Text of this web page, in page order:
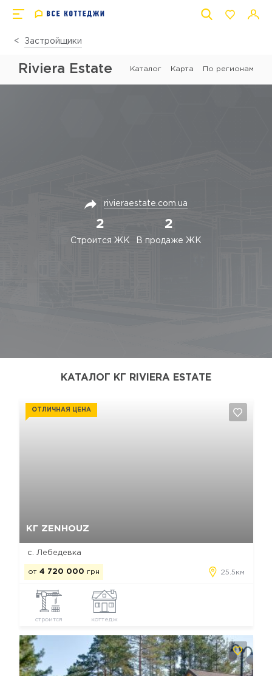
Застройщики
Riviera Estate Каталог Карта По регионам
rivieraestate.com.ua
2
Строится ЖК
2
В продаже ЖК
КАТАЛОГ КГ RIVIERA ESTATE
КГ ZENHOUZ
ОТЛИЧНАЯ ЦЕНА
с. Лебедевка
от 4 720 000 грн 25.5км
строится коттедж